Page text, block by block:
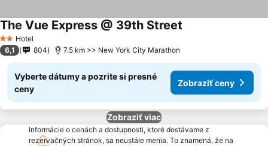
2 Počet hviezdičiek
Hotel
The Vue Express @ 39th Street
6,1 804 7.5 km >> New York City Marathon
Vyberte dátumy a pozrite si presné
ceny
Zobraziť ceny
Zobraziť viac
Informácie o cenách a dostupnosti, ktoré dostávame z
rezervačných stránok, sa neustále menia. To znamená, že na